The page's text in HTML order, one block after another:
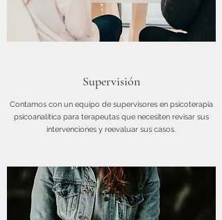
Supervisión
Contamos con un equipo de supervisores en psicoterapia
psicoanalítica para terapeutas que necesiten revisar sus
intervenciones y reevaluar sus casos.